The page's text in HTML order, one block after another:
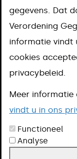
Waar
Winkel /
apparaat.
(gratis).
Kringloop
gegevens. Dat
Verordening
informatie vindt
cookies
privacybeleid.
Meer informatie
vindt u in ons
Functioneel
Analyse